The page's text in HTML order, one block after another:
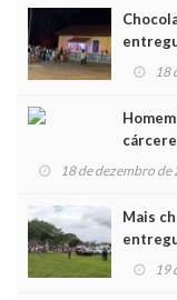
Noel
18
18 de dezembro de
Mais
19